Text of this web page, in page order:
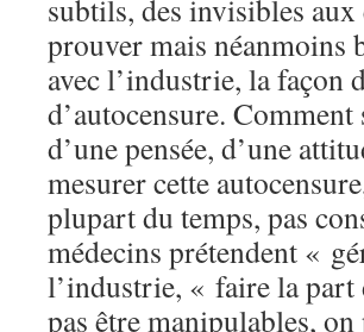
subtils, des invisibles
prouver mais néanmoins
avec l’industrie, la façon
d’autocensure.
d’une pensée, d’une
mesurer cette
plupart du temps, pas
médecins prétendent «
l’industrie, « faire la part
pas être manipulables,